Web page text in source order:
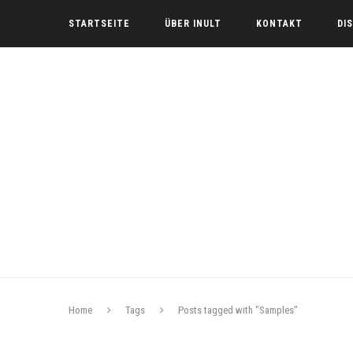
STARTSEITE ÜBER INULT KONTAKT
Home Tags Posts tagged with "Samples"